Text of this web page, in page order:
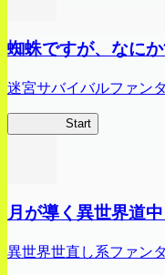
蜘蛛ですが、なに
迷宮サバイバルファン
Start
月が導く異世界道
異世界世直し系ファン